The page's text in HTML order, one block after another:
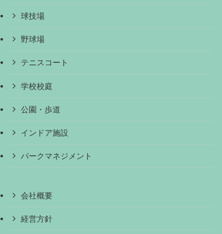
球技場
野球場
テニスコート
学校校庭
公園・歩道
インドア施設
パークマネジメント
会社概要
経営方針